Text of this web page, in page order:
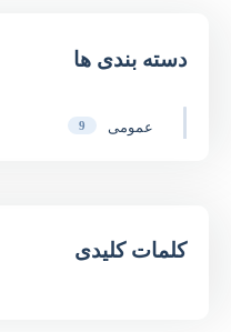
دسته بندی ها
عمومی 9
کلمات کلیدی